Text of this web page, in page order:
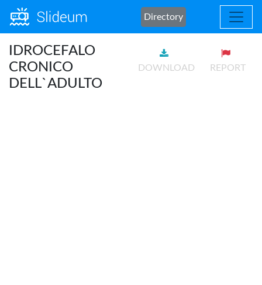
Directory
IDROCEFALO
CRONICO
DELL`ADULTO
DOWNLOAD REPORT